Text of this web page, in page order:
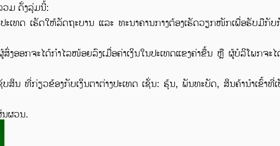
ມ ດັ່ງລຸ່ມນີ້:
ເທດ ເຮັດໃຫ້ລັດຖະບານ ແລະ ທະນາຄານກາງຕ້ອງເຮັດວຽກໜັກເພື່ອຮັບມືກັ
ອອກຈະໄດ້ກຳໄລໜ້ອຍລົງເມື່ອຄ່າເງິນໃນປະເທດແຂງຄ່າຂື້ນ ຫຼື ຜູ້ບໍລິໂພກຈະ
ນ ທີ່ກ່ຽວຂ້ອງກັບເງິນຕາຕ່າງປະເທດ ເຊັ່ນ: ຮຸ້ນ, ພັນທະບັດ, ສິນຄ້ານໍາເຂົ້າທີ່
ຜວນ.